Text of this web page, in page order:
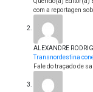
com a reportagen
ALEXANDRE
Transnordestina
Fale do traçado de